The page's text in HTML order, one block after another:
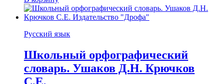
Русский язык
Школьный орфографический
словарь. Ушаков Д.Н. Крючков